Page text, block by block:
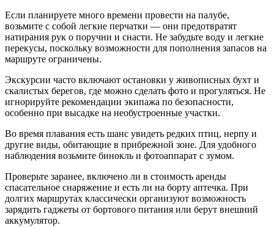
Если планируете много времени провести на палубе,
возьмите с собой легкие перчатки — они предотвратят
натирания рук о поручни и снасти. Не забудьте воду и легкие
перекусы, поскольку возможности для пополнения запасов на
маршруте ограничены.
Экскурсии часто включают остановки у живописных бухт и
скалистых берегов, где можно сделать фото и прогуляться. Не
игнорируйте рекомендации экипажа по безопасности,
особенно при высадке на необустроенные участки.
Во время плавания есть шанс увидеть редких птиц, нерпу и
другие виды, обитающие в прибрежной зоне. Для удобного
наблюдения возьмите бинокль и фотоаппарат с зумом.
Проверьте заранее, включено ли в стоимость аренды
спасательное снаряжение и есть ли на борту аптечка. При
долгих маршрутах классически организуют возможность
зарядить гаджеты от бортового питания или берут внешний
аккумулятор.